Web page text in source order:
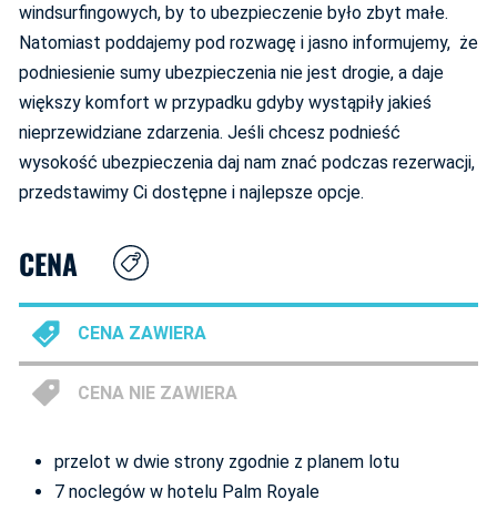
windsurfingowych, by to ubezpieczenie było zbyt małe.
Natomiast poddajemy pod rozwagę i jasno informujemy, że
podniesienie sumy ubezpieczenia nie jest drogie, a daje
większy komfort w przypadku gdyby wystąpiły jakieś
nieprzewidziane zdarzenia. Jeśli chcesz podnieść
wysokość ubezpieczenia daj nam znać podczas rezerwacji,
przedstawimy Ci dostępne i najlepsze opcje.
CENA
CENA ZAWIERA
CENA NIE ZAWIERA
przelot w dwie strony zgodnie z planem lotu
7 noclegów w hotelu Palm Royale